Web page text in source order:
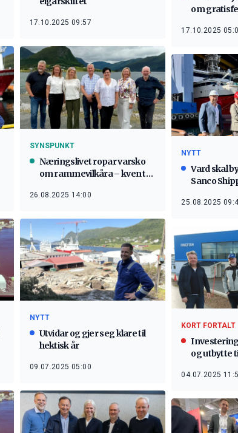
17.10.2025 09:57
om
17.10.2025
SYNSPUNKT
Næringslivet ropar varsko
om rammevilkåra – kven tek
26.08.2025 14:00
NYTT
Vard skal
Sanco
25.08.2025
NYTT
Utvidar og gjer seg klare til
hektisk år
09.07.2025 05:00
KORT FORTALT
og utbytte
04.07.2025